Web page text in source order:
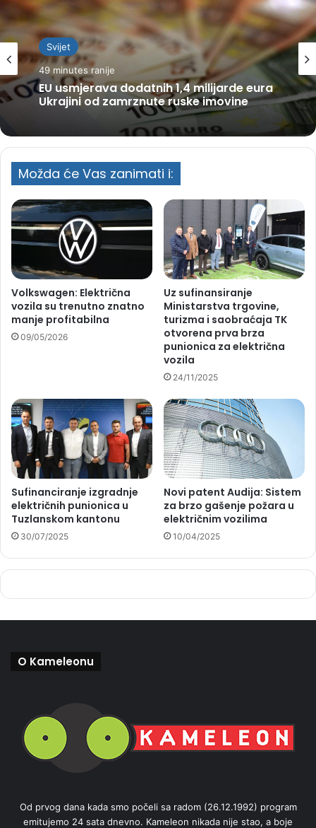
Svijet
49 minutes ranije
EU usmjerava dodatnih 1,4 milijarde eura
Ukrajini od zamrznute ruske imovine
Možda će Vas zanimati i:
Volkswagen: Električna
vozila su trenutno znatno
manje profitabilna
09/05/2026
Uz sufinansiranje
Ministarstva trgovine,
turizma i saobraćaja TK
otvorena prva brza
punionica za električna
vozila
24/11/2025
Sufinanciranje izgradnje
električnih punionica u
Tuzlanskom kantonu
30/07/2025
Novi patent Audija: Sistem
za brzo gašenje požara u
električnim vozilima
10/04/2025
O Kameleonu
Od prvog dana kada smo počeli sa radom (26.12.1992) program
emitujemo 24 sata dnevno. Kameleon nikada nije stao, a boje